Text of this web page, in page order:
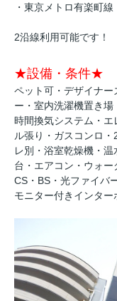
・東京メトロ有楽町
2沿線利用可能です！
★設備・条件★
ペット可・デザイナ
ー・室内洗濯機置き
時間換気システム・エ
ル張り・ガスコンロ
レ別・浴室乾燥機・
台・エアコン・ウォー
CS・BS・光ファイバ
モニター付きインタ